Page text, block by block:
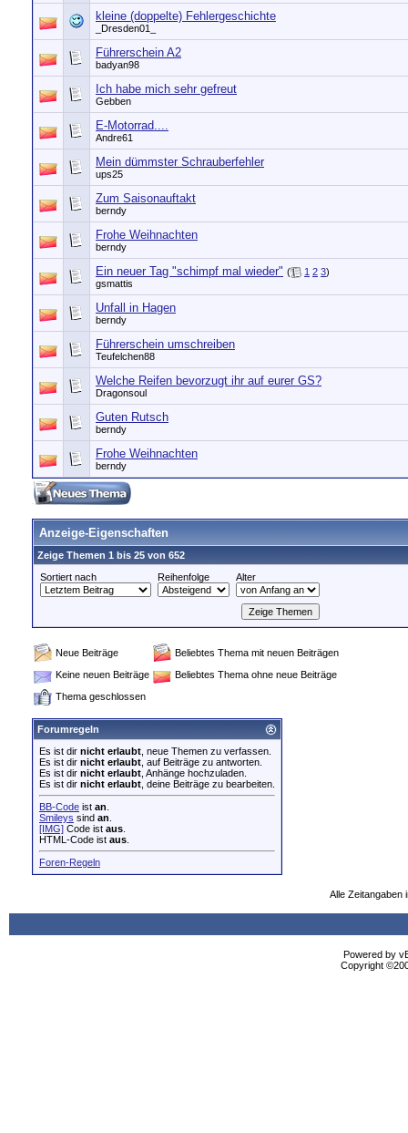
kleine (doppelte) Fehlergeschichte
_Dresden01_
Führerschein A2
badyan98
Ich habe mich sehr gefreut
Gebben
E-Motorrad....
Andre61
Mein dümmster Schrauberfehler
ups25
Zum Saisonauftakt
berndy
Frohe Weihnachten
berndy
Ein neuer Tag "schimpf mal wieder" ( 1 2 3)
gsmattis
Unfall in Hagen
berndy
Führerschein umschreiben
Teufelchen88
Welche Reifen bevorzugt ihr auf eurer GS?
Dragonsoul
Guten Rutsch
berndy
Frohe Weihnachten
berndy
Anzeige-Eigenschaften
Zeige Themen 1 bis 25 von 652
Sortiert nach
Reihenfolge Alter
Neue Beiträge
Beliebtes Thema mit neuen Beiträgen
Keine neuen Beiträge
Beliebtes Thema ohne neue Beiträge
Thema geschlossen
Forumregeln
Es ist dir nicht erlaubt , neue Themen zu verfassen.
Es ist dir nicht erlaubt , auf Beiträge zu antworten.
Es ist dir nicht erlaubt , Anhänge hochzuladen.
Es ist dir nicht erlaubt , deine Beiträge zu bearbeiten.
BB-Code ist an
Smileys sind an
[IMG] Code ist aus
HTML-Code ist aus
Foren-Regeln
Alle Zeitangaben
Powered by
Copyright